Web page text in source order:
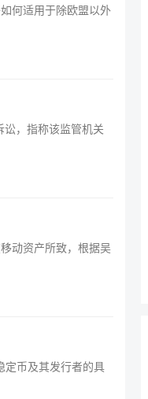
何适用于除欧盟以外
讼，指称该监管机关
动资产所致，根据吴
定币及其发行者的具